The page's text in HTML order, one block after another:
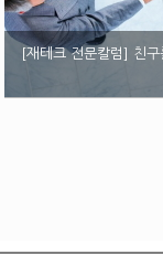
[재테크 전문칼럼] 친